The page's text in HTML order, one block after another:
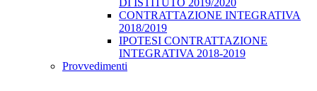
DI ISTITUTO 2019/2020
CONTRATTAZIONE INTEGRATIVA
2018/2019
IPOTESI CONTRATTAZIONE
INTEGRATIVA 2018-2019
Provvedimenti